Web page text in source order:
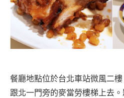
餐廳地點位於台北車站微風二
跟北一門旁的麥當勞樓梯上去。